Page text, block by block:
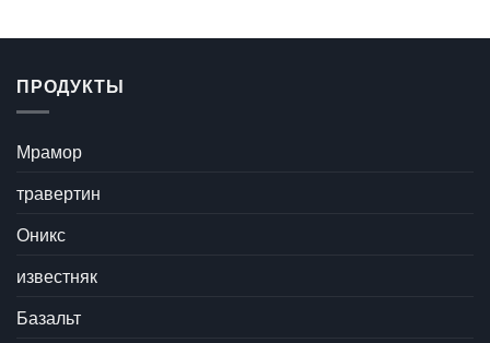
ПРОДУКТЫ
Мрамор
травертин
Оникс
известняк
Базальт